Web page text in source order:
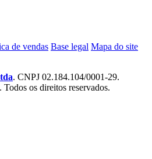
de vendas Base legal Mapa do site
. CNPJ 02.184.104/0001-29.
os direitos reservados.